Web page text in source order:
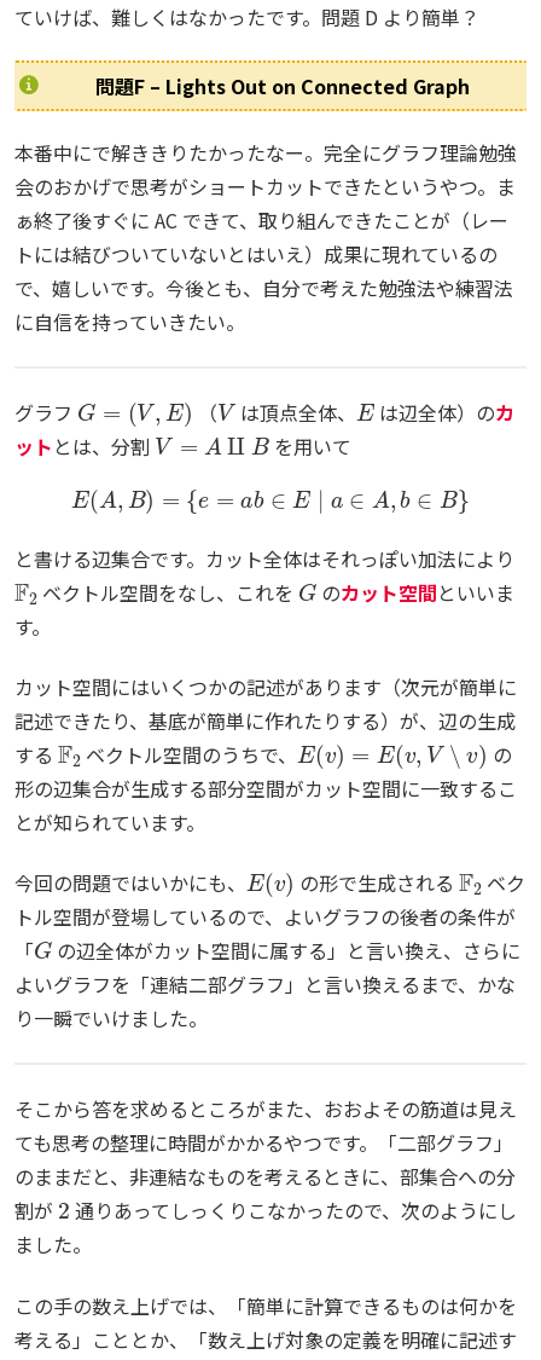
ていけば、難しくはなかったです。問題 D より簡単？
問題F – Lights Out on Connected Graph
本番中にで解ききりたかったなー。完全にグラフ理論勉強
会のおかげで思考がショートカットできたというやつ。ま
ぁ終了後すぐに AC できて、取り組んできたことが（レー
トには結びついていないとはいえ）成果に現れているの
で、嬉しいです。今後とも、自分で考えた勉強法や練習法
に自信を持っていきたい。
グラフ
E
（ は頂点全体、 は辺全体）のカ
ット とは、分割
V=A B
を用いて
E A,B)= {e =a b∈E ∣ a ∈ A b ∈ B}
と書ける辺集合です。カット全体はそれっぽい加法により
F2
ベクトル空間をなし、これを
G
のカット空間といいま
す。
カット空間にはいくつかの記述があります（次元が簡単に
記述できたり、基底が簡単に作れたりする）が、辺の生成
する
F 2
ベクトル空間のうちで、
E(v) =E(v V∖v )
の
形の辺集合が生成する部分空間がカット空間に一致するこ
とが知られています。
今回の問題ではいかにも、
v )
の形で生成される
ベク
トル空間が登場しているので、よいグラフの後者の条件が
「
G
の辺全体がカット空間に属する」と言い換え、さらに
よいグラフを「連結二部グラフ」と言い換えるまで、かな
り一瞬でいけました。
そこから答を求めるところがまた、おおよその筋道は見え
ても思考の整理に時間がかかるやつです。「二部グラフ」
のままだと、非連結なものを考えるときに、部集合への分
割が
2
通りあってしっくりこなかったので、次のようにし
ました。
この手の数え上げでは、「簡単に計算できるものは何かを
考える」こととか、「数え上げ対象の定義を明確に記述す